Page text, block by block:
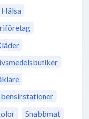
Hälsa
Snabbmat